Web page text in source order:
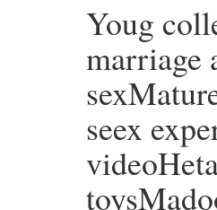
Youg
marriage
seex